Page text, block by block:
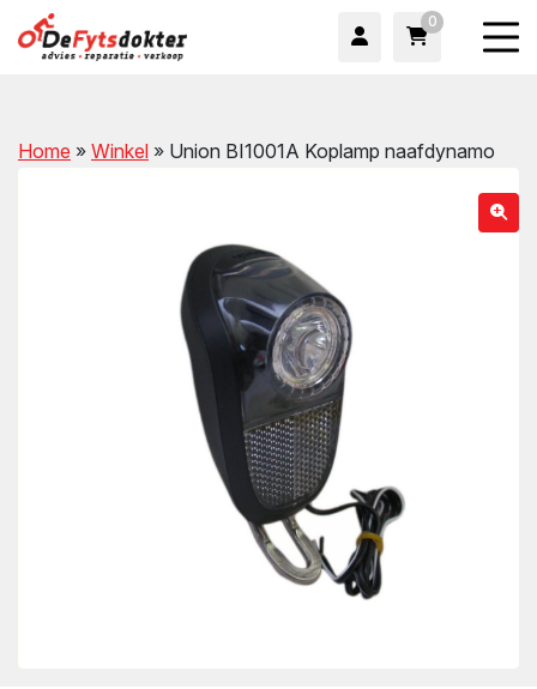
0
Home » Winkel » Union BI1001A Koplamp naafdynamo